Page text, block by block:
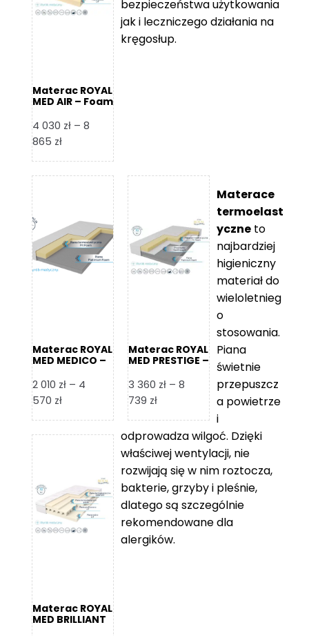
Materac ROYAL
MED AIR – Foam
4 030 zł – 8
865 złZakres
od
do
8
865 zł
bezpieczeństwa użytkowania
jak i leczniczego działania na
kręgosłup.
Materac ROYAL
MED MEDICO –
2 010 zł – 4
570 złZakres
od
4
570 zł
Materac ROYAL
MED PRESTIGE –
3 360 zł – 8
739 złZakres
od
3
360 zł
do
8
739 zł
Materac ROYAL
MED BRILLIANT
Materace
termoelast
yczne to
najbardziej
higieniczny
materiał do
wieloletnieg
o
stosowania.
Piana
świetnie
przepuszcz
a powietrze
i
odprowadza wilgoć. Dzięki
właściwej wentylacji, nie
rozwijają się w nim roztocza,
bakterie, grzyby i pleśnie,
dlatego są szczególnie
rekomendowane dla
alergików.